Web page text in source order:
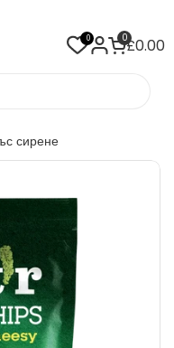
0 Open cart
0£0.00
сирене